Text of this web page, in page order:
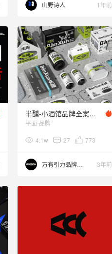
山野诗人 1年前
半醺-小酒馆品牌全案设计/空间设计/VI设计
平面-品牌
4.1w 27 773
万有引力品牌设计 3年前